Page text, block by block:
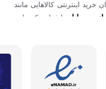
خرید اینترنتی کالاهایی مانند
موبایل
را فراهم کرده‌ایم.
ساختن تجربه‌ای است که